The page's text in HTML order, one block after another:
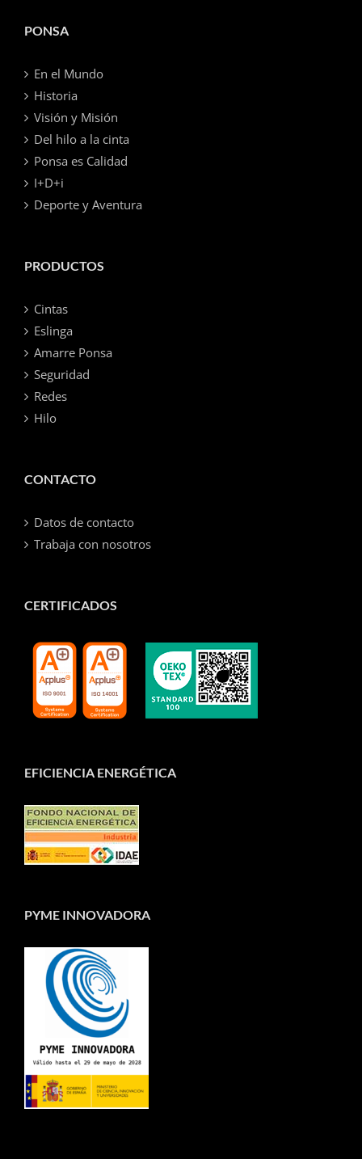
PONSA
En el Mundo
Historia
Visión y Misión
Del hilo a la cinta
Ponsa es Calidad
I+D+i
Deporte y Aventura
PRODUCTOS
Cintas
Eslinga
Amarre Ponsa
Seguridad
Redes
Hilo
CONTACTO
Datos de contacto
Trabaja con nosotros
CERTIFICADOS
EFICIENCIA ENERGÉTICA
PYME INNOVADORA